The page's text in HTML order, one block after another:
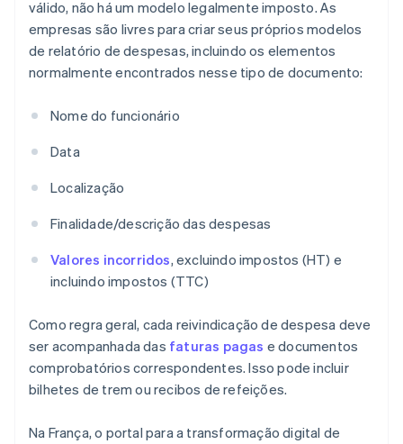
válido, não há um modelo legalmente imposto. As
empresas são livres para criar seus próprios modelos
de relatório de despesas, incluindo os elementos
normalmente encontrados nesse tipo de documento:
Nome do funcionário
Data
Localização
Finalidade/descrição das despesas
Valores incorridos, excluindo impostos (HT) e
incluindo impostos (TTC)
Como regra geral, cada reivindicação de despesa deve
ser acompanhada das faturas pagas e documentos
comprobatórios correspondentes. Isso pode incluir
bilhetes de trem ou recibos de refeições.
Na França, o portal para a transformação digital de